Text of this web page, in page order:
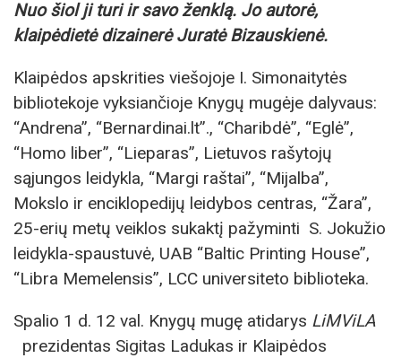
Nuo šiol ji turi ir savo ženklą. Jo autorė,
klaipėdietė dizainerė Juratė Bizauskienė.
Klaipėdos apskrities viešojoje I. Simonaitytės
bibliotekoje vyksiančioje Knygų mugėje dalyvaus:
“Andrena”, “Bernardinai.lt”., “Charibdė”, “Eglė”,
“Homo liber”, “Lieparas”, Lietuvos rašytojų
sąjungos leidykla, “Margi raštai”, “Mijalba”,
Mokslo ir enciklopedijų leidybos centras, “Žara”,
25-erių metų veiklos sukaktį pažyminti S. Jokužio
leidykla-spaustuvė, UAB “Baltic Printing House”,
“Libra Memelensis”, LCC universiteto biblioteka.
Spalio 1 d. 12 val. Knygų mugę atidarys LiMViLA
prezidentas Sigitas Ladukas ir Klaipėdos